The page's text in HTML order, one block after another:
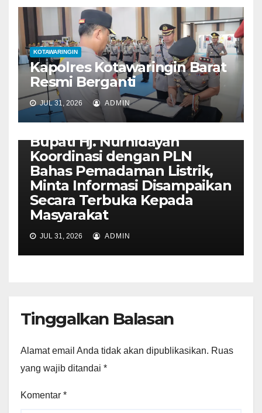
KOTAWARINGIN
Kapolres Kotawaringin Barat
Resmi Berganti
JUL 31, 2026 ADMIN
Bupati Hj. Nurhidayah
Koordinasi dengan PLN
Bahas Pemadaman Listrik,
Minta Informasi Disampaikan
Secara Terbuka Kepada
Masyarakat
JUL 31, 2026 ADMIN
Tinggalkan Balasan
Alamat email Anda tidak akan dipublikasikan. Ruas
yang wajib ditandai *
Komentar *